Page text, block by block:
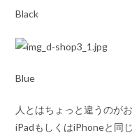
Black
Blue
人とはちょっと違うのが
iPadもしくはiPhoneと同